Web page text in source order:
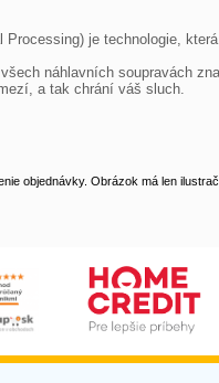
je technologie,
náhlavních soupravách
a tak chrání váš sluch.
objednávky. Obrázok má len